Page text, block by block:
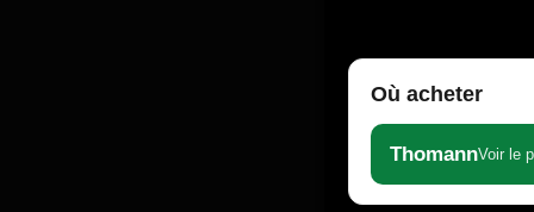
Où acheter
ThomannVoir le